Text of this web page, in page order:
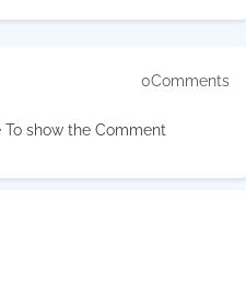
0Comments
show the Comment